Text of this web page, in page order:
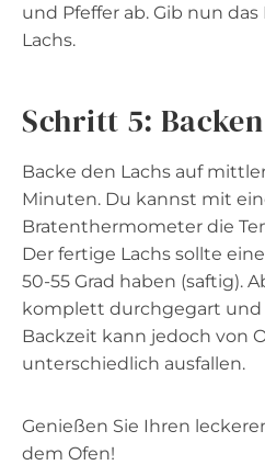
und Pfeffer ab. Gib nun
Lachs.
Schritt 5: Backen
Backe den Lachs auf
Minuten. Du kannst mit
Bratenthermometer die
Der fertige Lachs sollte
50-55 Grad haben (saftig).
komplett durchgegart und
Backzeit kann jedoch von
unterschiedlich ausfallen.
Genießen Sie Ihren
dem Ofen!